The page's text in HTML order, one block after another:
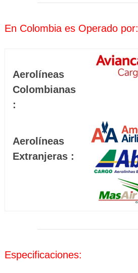
En Colombia es Operado por:
Aerolíneas
Colombianas
:
Aerolíneas
Extranjeras :
Especificaciones: